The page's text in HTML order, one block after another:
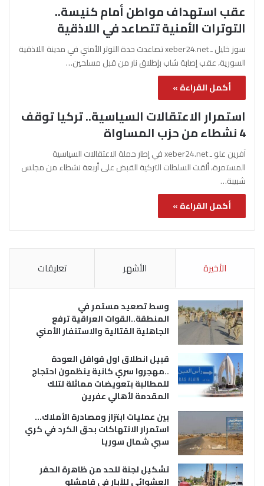
عقب استهداف مواطن أمام كنيسة..
التوترات الأمنية تتصاعد في اللاذقية
سوز خليل ـ xeber24.net تصاعدت حدة التوتر الأمني في مدينة اللاذقية
السورية، عقب إصابة شاب بإطلاق نار من قبل مسلحين…
أكمل القراءة »
استمرار الاعتقالات السياسية.. تركيا توقف
4 نشطاء من حزب المساواة
آفرين علو ـ xeber24.net في إطار حملة الاعتقالات السياسية
المستمرة، ألقت السلطات التركية القبض على أربعة نشطاء من مجلس
شبيبة…
أكمل القراءة »
الأخيرة الأشهر تعليقات
وسط تصعيد مستمر في
المنطقة..القوات العراقية ترفع
الجاهلية القتالية والاستنفار الأمني
قبيل انطلاق اول قوافل العودة
..مهجروا سري كانية ينظمون احتجاج
للمطالبة بتعويضات مماثلة لتلك
المقدمة لأهالي عفرين
بين عمليات ابتزاز ومصادرة الأملاك…
استمرار الانتهاكات بحق الكرد في كري
سبي شمال سوريا
تشكيل لجنة للحد من ظاهرة الحفر
العشوائي للآبار في قامشلو